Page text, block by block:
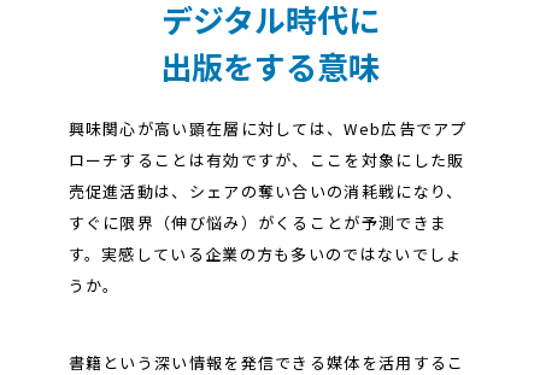
デジタル時代に
出版をする意味
興味関心が高い顕在層に対しては、Web広告でアプ
ローチすることは有効ですが、ここを対象にした販
売促進活動は、シェアの奪い合いの消耗戦になり、
すぐに限界（伸び悩み）がくることが予測できま
す。実感している企業の方も多いのではないでしょ
うか。
書籍という深い情報を発信できる媒体を活用するこ